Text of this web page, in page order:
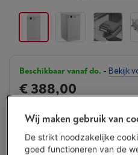
Beschikbaar vanaf do. - Bekijk
€ 388,00
Let op, geld lenen kost ook
Wij maken gebruik van
De strikt noodzakelijke
goed functioneren van de